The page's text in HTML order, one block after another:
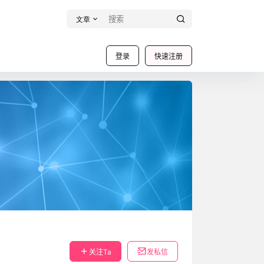
文章
登录 快速注册
关注Ta 发私信